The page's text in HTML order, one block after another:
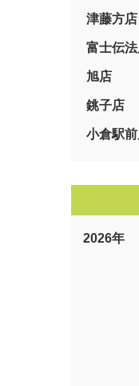
津藤方店
富士伝
旭店
銚子店
小倉駅
2026年